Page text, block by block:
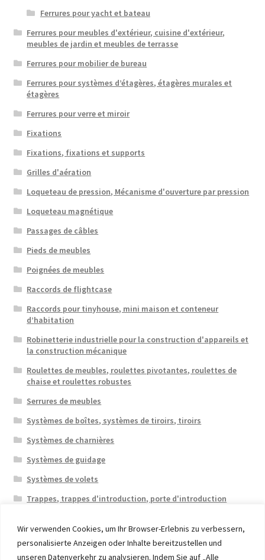
Wir verwenden Cookies, um Ihr Browser-Erlebnis zu verbessern,
personalisierte Anzeigen oder Inhalte bereitzustellen und
unseren Datenverkehr zu analysieren. Indem Sie auf „Alle
Ferrures pour yacht et bateau
Ferrures pour meubles d'extérieur, cuisine d'extérieur,
meubles de jardin et meubles de terrasse
Ferrures pour mobilier de bureau
Ferrures pour systèmes d’étagères, étagères murales et
étagères
Ferrures pour verre et miroir
Fixations
Fixations, fixations et supports
Grilles d'aération
Loqueteau de pression, Mécanisme d'ouverture par pression
Loqueteau magnétique
Passages de câbles
Pieds de meubles
Poignées de meubles
Raccords de flightcase
Raccords pour tinyhouse, mini maison et conteneur
d’habitation
Robinetterie industrielle pour la construction d'appareils et
la construction mécanique
Roulettes de meubles, roulettes pivotantes, roulettes de
chaise et roulettes robustes
Serrures de meubles
Systèmes de boîtes, systèmes de tiroirs, tiroirs
Systèmes de charnières
Systèmes de guidage
Systèmes de volets
Trappes, trappes d'introduction, porte d'introduction